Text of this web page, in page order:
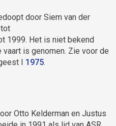
door Siem van der
1999. Het is niet bekend
is genomen. Zie voor de
I 1975.
Otto Kelderman en Justus